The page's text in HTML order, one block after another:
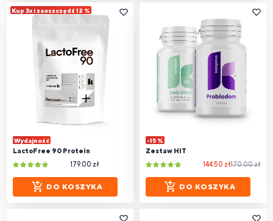
Kup 3x i zaoszczędź 12 %
Wydajność
LactoFree 90 Protein
179.00 zł
DO KOSZYKA
-15 %
Zestaw HIT
170.00 zł
144.50 zł
DO KOSZYKA